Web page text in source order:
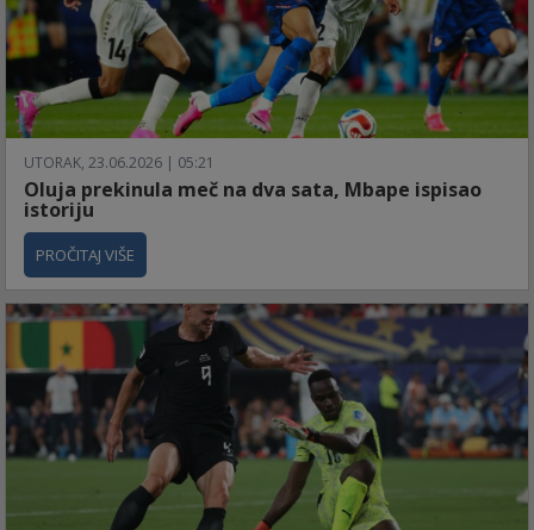
UTORAK, 23.06.2026 | 05:21
Oluja prekinula meč na dva sata, Mbape ispisao
istoriju
PROČITAJ VIŠE